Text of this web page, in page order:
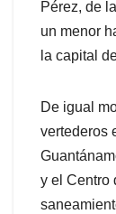
Pérez, de
un menor
la capital
De igual
vertederos
y el Centro